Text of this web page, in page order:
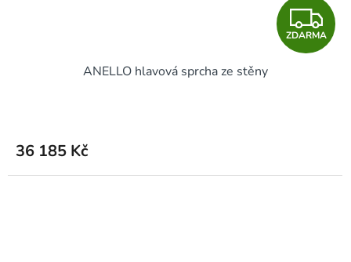
Z
D
A
ZDARMA
ANELLO hlavová sprcha ze stěny
36 185 Kč